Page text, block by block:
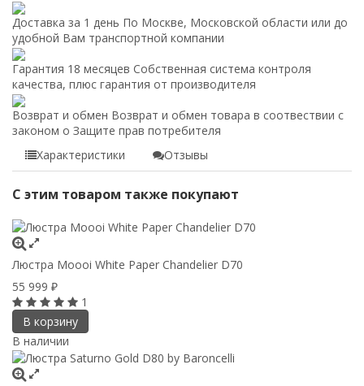
Доставка за 1 день По Москве, Московской области или до
удобной Вам транспортной компании
Гарантия 18 месяцев Собственная система контроля
качества, плюс гарантия от производителя
Возврат и обмен Возврат и обмен товара в соотвествии с
законом о Защите прав потребителя
Характеристики
Отзывы
С этим товаром также покупают
Люстра Moooi White Paper Chandelier D70
55 999 ₽
1
В корзину
В наличии